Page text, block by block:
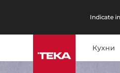
Indicate
Кухни